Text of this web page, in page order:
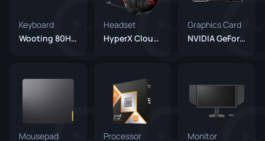
Keyboard
Wooting 80HE Black
Headset
HyperX Cloud II
Graphics Card
NVIDIA GeForce RTX 4080
Mousepad
Processor
Monitor